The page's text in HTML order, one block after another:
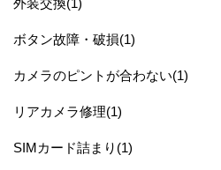
ボタン故障・破損(1)
カメラのピントが合わない(1)
リアカメラ修理(1)
SIMカード詰まり(1)